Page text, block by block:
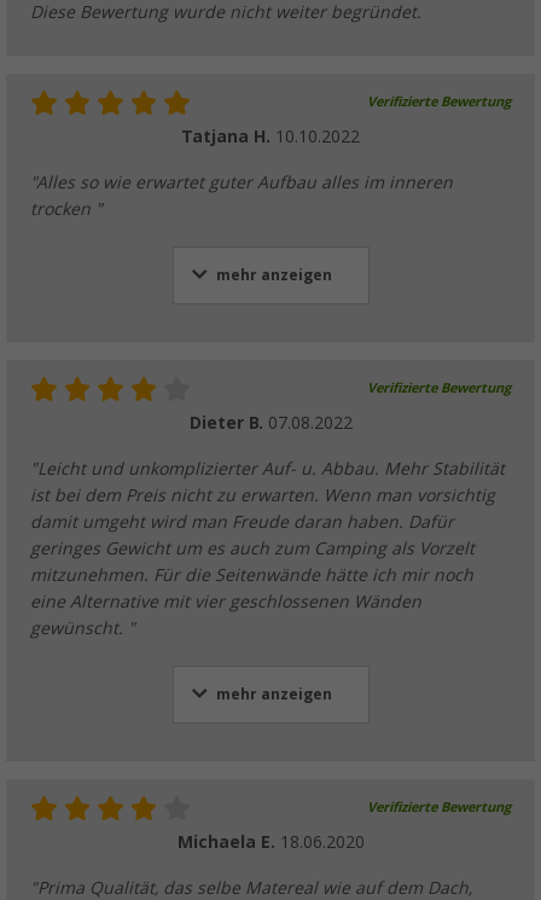
Diese Bewertung wurde nicht weiter begründet.
Verifizierte Bewertung
Tatjana H. 10.10.2022
"Alles so wie erwartet guter Aufbau alles im inneren
trocken "
mehr anzeigen
Verifizierte Bewertung
Dieter B. 07.08.2022
"Leicht und unkomplizierter Auf- u. Abbau. Mehr Stabilität
ist bei dem Preis nicht zu erwarten. Wenn man vorsichtig
damit umgeht wird man Freude daran haben. Dafür
geringes Gewicht um es auch zum Camping als Vorzelt
mitzunehmen. Für die Seitenwände hätte ich mir noch
eine Alternative mit vier geschlossenen Wänden
gewünscht. "
mehr anzeigen
Verifizierte Bewertung
Michaela E. 18.06.2020
"Prima Qualität, das selbe Matereal wie auf dem Dach,